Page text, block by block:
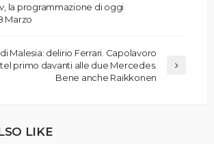
la programmazione di oggi
Marzo
di Malesia: delirio Ferrari. Capolavoro
primo davanti alle due Mercedes.
Bene anche Raikkonen
LIKE